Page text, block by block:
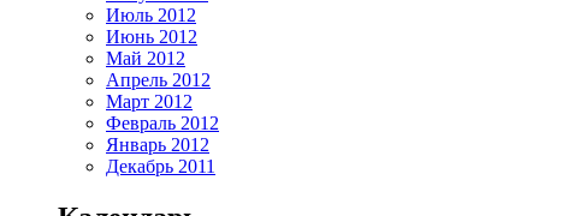
Июль 2012
Июнь 2012
Май 2012
Апрель 2012
Март 2012
Февраль 2012
Январь 2012
Декабрь 2011